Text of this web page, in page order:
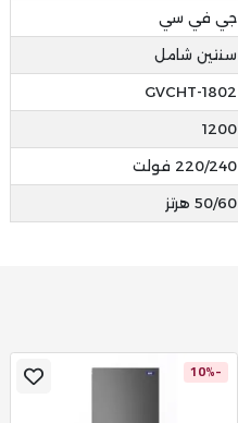
جي في سي
سنتين شامل
GVCHT-1802
1200
220/240 فولت
50/60 هرتز
-10%